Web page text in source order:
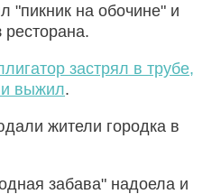
"пикник на обочине" и
застрял в трубе,
и выжил.
жители городка в
забава" надоела и